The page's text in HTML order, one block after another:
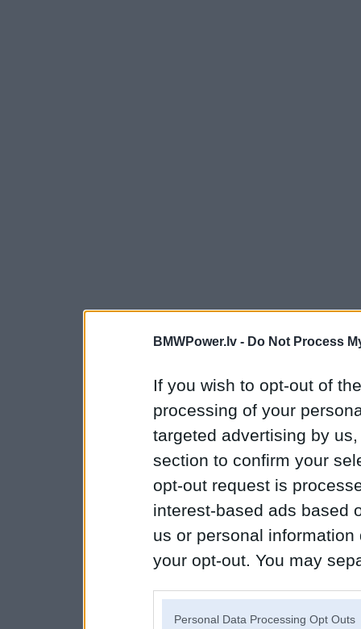
BMWPower.lv - Do Not Process
If you wish to opt-out of
processing of your
targeted advertising by
section to confirm your
opt-out request is
interest-based ads based
us or personal
your opt-out. You may
Personal Data Processing Opt Outs